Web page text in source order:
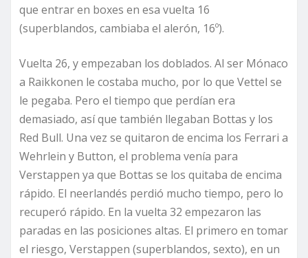
que entrar en boxes en esa vuelta 16
(superblandos, cambiaba el alerón, 16º).
Vuelta 26, y empezaban los doblados. Al ser Mónaco
a Raikkonen le costaba mucho, por lo que Vettel se
le pegaba. Pero el tiempo que perdían era
demasiado, así que también llegaban Bottas y los
Red Bull. Una vez se quitaron de encima los Ferrari a
Wehrlein y Button, el problema venía para
Verstappen ya que Bottas se los quitaba de encima
rápido. El neerlandés perdió mucho tiempo, pero lo
recuperó rápido. En la vuelta 32 empezaron las
paradas en las posiciones altas. El primero en tomar
el riesgo, Verstappen (superblandos, sexto), en un